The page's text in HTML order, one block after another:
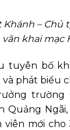
Khánh – Chủ
văn khai mạc
tuyên bố
phát biểu
trường
Quảng
mới cho